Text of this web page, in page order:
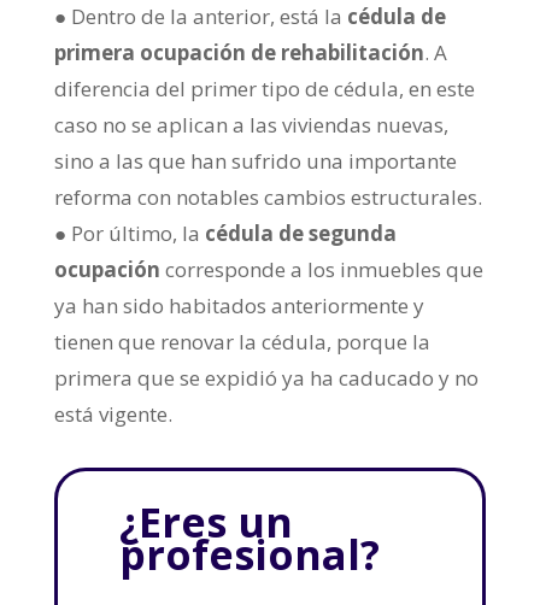
● Dentro de la anterior, está la cédula de
primera ocupación de rehabilitación. A
diferencia del primer tipo de cédula, en este
caso no se aplican a las viviendas nuevas,
sino a las que han sufrido una importante
reforma con notables cambios estructurales.
● Por último, la cédula de segunda
ocupación corresponde a los inmuebles que
ya han sido habitados anteriormente y
tienen que renovar la cédula, porque la
primera que se expidió ya ha caducado y no
está vigente.
¿Eres un
profesional?